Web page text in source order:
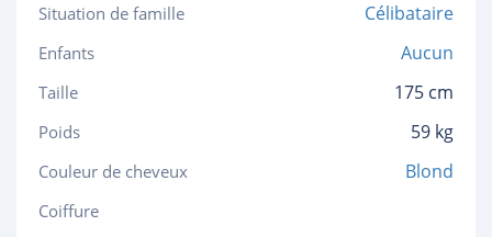
Situation de famille Célibataire
Enfants Aucun
Taille 175 cm
Poids 59 kg
Couleur de cheveux Blond
Coiffure